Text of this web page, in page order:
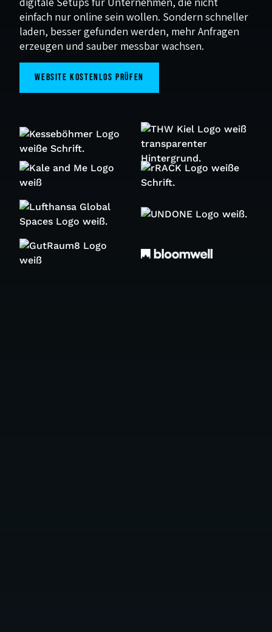
einfach nur online sein wollen. Sondern schneller
laden, besser gefunden werden, mehr Anfragen
erzeugen und sauber messbar wachsen.
Website kostenlos prüfen